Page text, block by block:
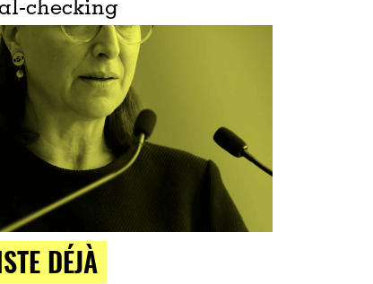
checking
DÉJÀ